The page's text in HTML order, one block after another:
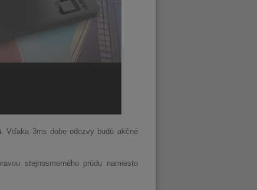
Vďaka 3ms dobe odozvy budú akčné
stejnosmerného prúdu namiesto